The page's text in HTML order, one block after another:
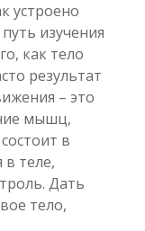
устроено
изучения
как тело
результат
– это
мышц,
в
теле,
Дать
тело,